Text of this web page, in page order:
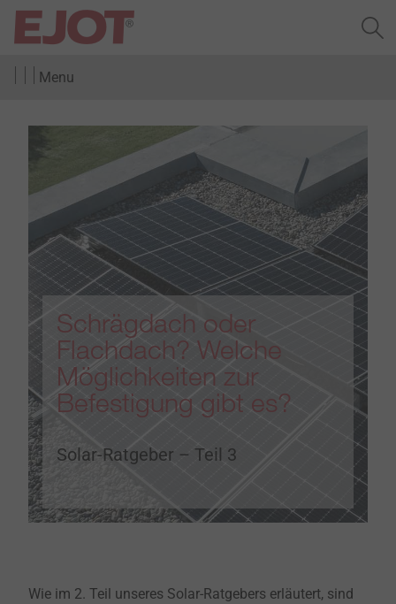
Menu
Schrägdach oder
Flachdach? Welche
Möglichkeiten zur
Befestigung gibt es?
Solar-Ratgeber – Teil 3
Wie im 2. Teil unseres Solar-Ratgebers erläutert, sind